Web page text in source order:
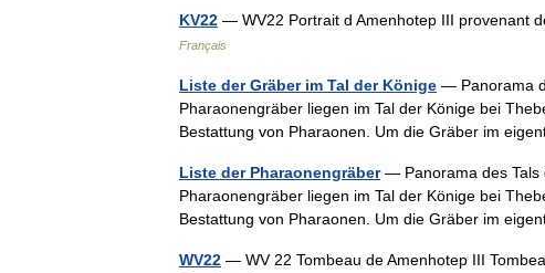
KV22 — WV22 Portrait d Amenhotep III provenant
Français
Liste der Gräber im Tal der Könige — Panorama
Pharaonengräber liegen im Tal der Könige bei
Bestattung von Pharaonen. Um die Gräber im
Liste der Pharaonengräber— Panorama des Tals
Pharaonengräber liegen im Tal der Könige bei
Bestattung von Pharaonen. Um die Gräber im
WV22 — WV 22 Tombeau de Amenhotep III